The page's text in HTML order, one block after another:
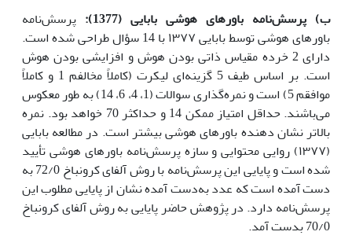
ب) پرسش‌نامه باورهای هوشی بابایی (1377):
پرسش‌نامه
باورهای هوشی توسط بابایی ١٣٧٧ با 14 سؤال طراحی شده است.
دارای 2 خرده مقیاس ذاتی بودن هوش و افزایشی بودن هوش
است. بر اساس طیف 5 گزینه‌ای لیکرت (کاملاً مخالفم 1 و کاملاً
موافقم 5) است و نمره‌گذاری سوالات (1، 4، 6، 14) به طور معکوس
می‌باشند. حداقل امتیاز ممکن 14 و حداکثر 70 خواهد بود. نمره
بالاتر نشان دهنده باورهای هوشی بیشتر است. در مطالعه بابایی
(١٣٧٧) روایی محتوایی و سازه پرسش‌نامه باورهای هوشی تأیید
شده است و پایایی این پرسش‌نامه با روش آلفای کرونباخ 72/0 به
دست آمده است که عدد به‌دست آمده نشان از پایایی مطلوب این
پرسش‌نامه دارد. در پژوهش حاضر پایایی به روش آلفای کرونباخ
70/0 بدست آمد.